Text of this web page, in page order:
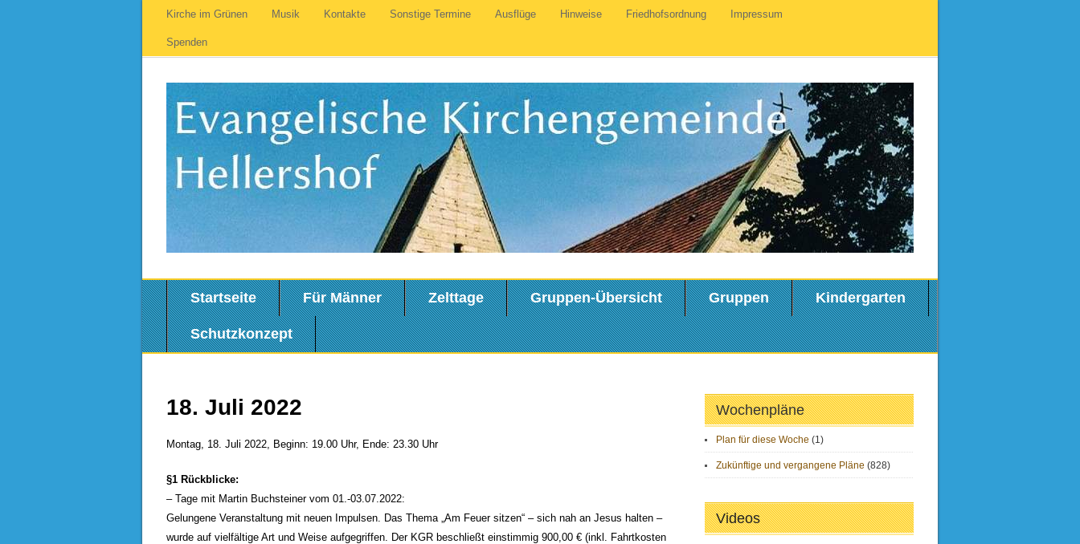
Kirche im Grünen Musik Kontakte Sonstige Termine Ausflüge Hinweise Friedhofsordnung Impressum
Spenden
Startseite Für Männer Zelttage Gruppen-Übersicht Gruppen Kindergarten
Schutzkonzept
18. Juli 2022
Montag, 18. Juli 2022, Beginn: 19.00 Uhr, Ende: 23.30 Uhr
§1 Rückblicke:
– Tage mit Martin Buchsteiner vom 01.-03.07.2022:
Gelungene Veranstaltung mit neuen Impulsen. Das Thema „Am Feuer sitzen“ – sich nah an Jesus halten –
wurde auf vielfältige Art und Weise aufgegriffen. Der KGR beschließt einstimmig 900,00 € (inkl. Fahrtkosten
Wochenpläne
Plan für diese Woche (1)
Zukünftige und vergangene Pläne (828)
Videos